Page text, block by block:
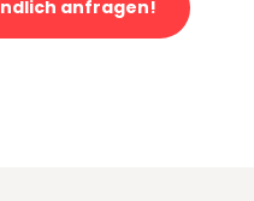
anfragen!